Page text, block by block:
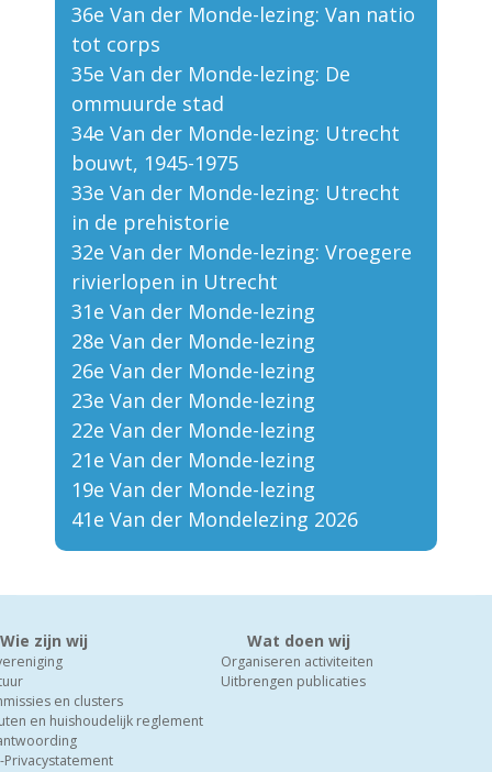
36e Van der Monde-lezing: Van natio
tot corps
35e Van der Monde-lezing: De
ommuurde stad
34e Van der Monde-lezing: Utrecht
bouwt, 1945-1975
33e Van der Monde-lezing: Utrecht
in de prehistorie
32e Van der Monde-lezing: Vroegere
rivierlopen in Utrecht
31e Van der Monde-lezing
28e Van der Monde-lezing
26e Van der Monde-lezing
23e Van der Monde-lezing
22e Van der Monde-lezing
21e Van der Monde-lezing
19e Van der Monde-lezing
41e Van der Mondelezing 2026
Wie zijn wij
en clusters
en huishoudelijk reglement
Privacystatement
Wat doen wij
Organiseren activiteiten
Uitbrengen publicaties